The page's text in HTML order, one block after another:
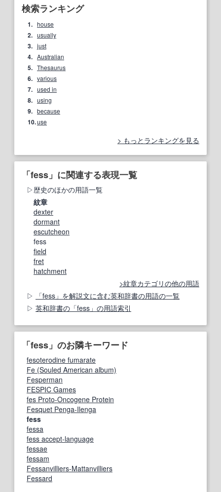
検索ランキング
1. house
2. usually
3. just
4. Australian
5. Thesaurus
6. various
7. used in
8. using
9. because
10.use
もっとランキングを見る
「fess」に関連する表現一覧
歴史のほかの用語一覧
紋章
dexter
dormant
escutcheon
fess
field
fret
hatchment
紋章カテゴリの他の用語
「fess」を解説文に含む英和辞書の用語の一覧
英和辞書の「fess」の用語索引
「fess」のお隣キーワード
fesoterodine fumarate
Fe (Souled American album)
Fesperman
FESPIC Games
fes Proto-Oncogene Protein
Fesquet Penga-Ilenga
fess
fessa
fess accept-language
fessae
fessam
Fessanvilliers-Mattanvilliers
Fessard